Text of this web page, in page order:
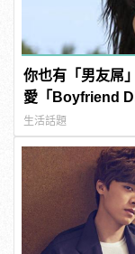
你也有「男友屌
愛「Boyfriend
生活話題